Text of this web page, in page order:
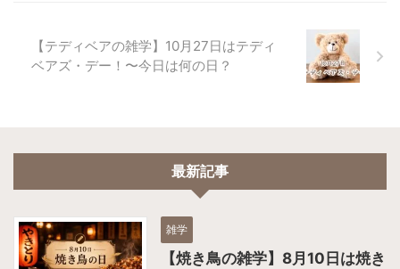
【テディベアの雑学】10月27日はテディ
ベアズ・デー！〜今日は何の日？
最新記事
雑学
【焼き鳥の雑学】8月10日は焼き